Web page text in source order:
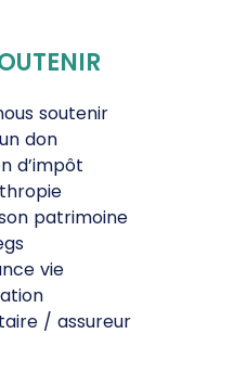
soutenir
don
d’impôt
patrimoine
vie
/ assureur